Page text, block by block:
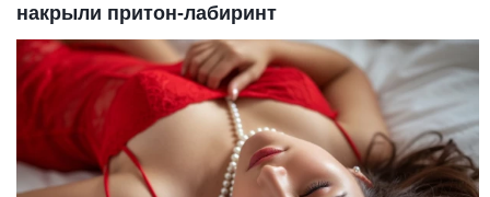
накрыли притон-лабиринт